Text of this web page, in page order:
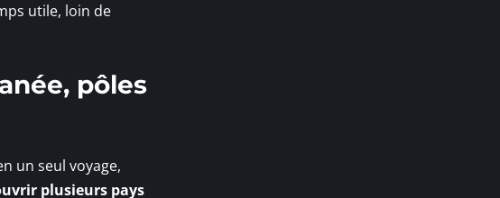
utile, loin de
pôles
un seul voyage,
plusieurs pays